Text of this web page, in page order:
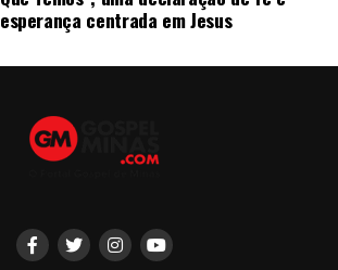
esperança centrada em Jesus